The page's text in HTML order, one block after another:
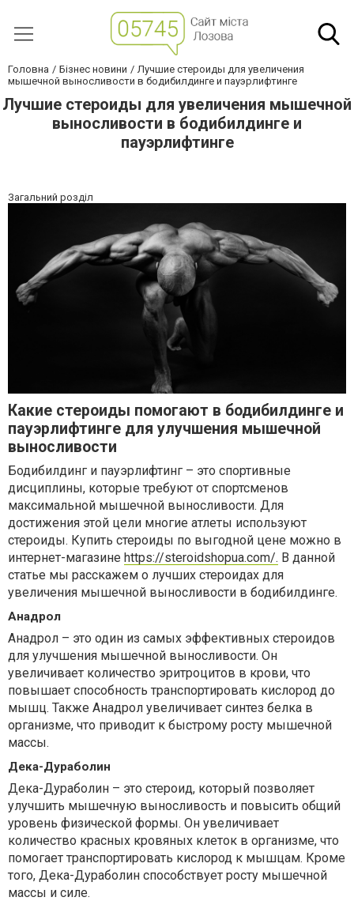
Головна Бізнес новини
Лучшие стероиды для увеличения
мышечной выносливости в бодибилдинге и пауэрлифтинге
Лучшие стероиды для увеличения мышечной
выносливости в бодибилдинге и
пауэрлифтинге
Загальний розділ
Какие стероиды помогают в бодибилдинге и
пауэрлифтинге для улучшения мышечной
выносливости
Бодибилдинг и пауэрлифтинг – это спортивные
дисциплины, которые требуют от спортсменов
максимальной мышечной выносливости. Для
достижения этой цели многие атлеты используют
стероиды. Купить стероиды по выгодной цене можно в
интернет-магазине https://steroidshopua.com/. В данной
статье мы расскажем о лучших стероидах для
увеличения мышечной выносливости в бодибилдинге.
Анадрол
Анадрол – это один из самых эффективных стероидов
для улучшения мышечной выносливости. Он
увеличивает количество эритроцитов в крови, что
повышает способность транспортировать кислород до
мышц. Также Анадрол увеличивает синтез белка в
организме, что приводит к быстрому росту мышечной
массы.
Дека-Дураболин
Дека-Дураболин – это стероид, который позволяет
улучшить мышечную выносливость и повысить общий
уровень физической формы. Он увеличивает
количество красных кровяных клеток в организме, что
помогает транспортировать кислород к мышцам. Кроме
того, Дека-Дураболин способствует росту мышечной
массы и силе.